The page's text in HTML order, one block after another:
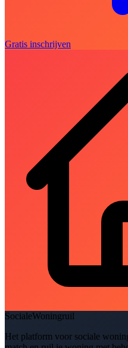
Gratis inschrijven
SocialeWoningruil
Het platform voor sociale